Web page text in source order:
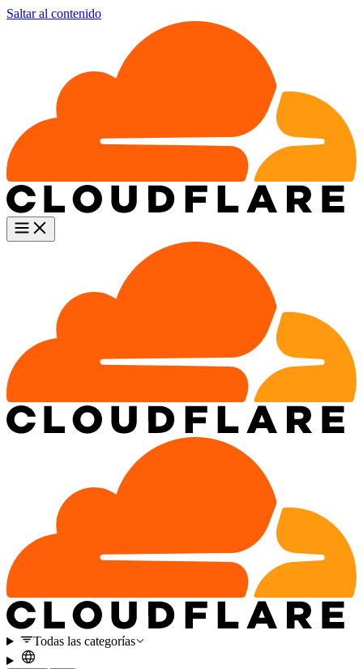
Saltar al contenido
Todas las categorías